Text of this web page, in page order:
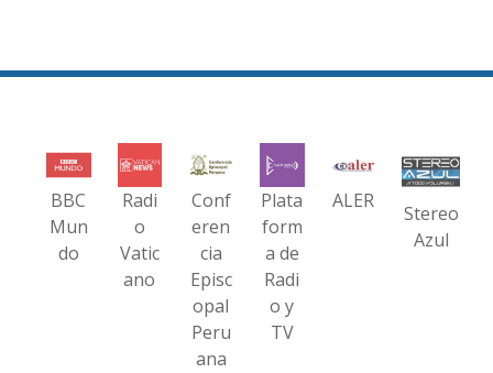
BBC
Mun
do
Radi
o
Vatic
ano
Conf
eren
cia
Episc
opal
Peru
ana
Plata
form
a de
Radi
o y
TV
ALER
Stereo
Azul